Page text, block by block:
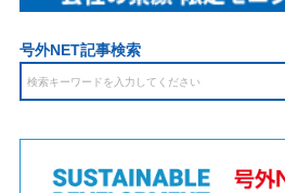
号外NET記事検索